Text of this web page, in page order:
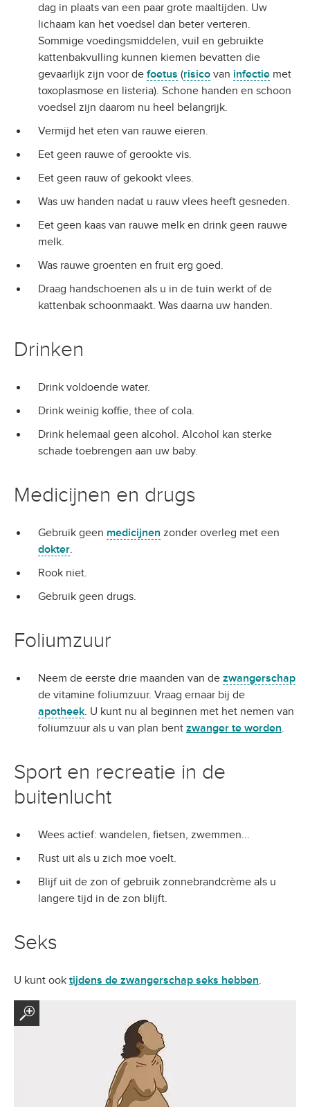
dag in plaats van een paar grote maaltijden. Uw
lichaam kan het voedsel dan beter verteren.
Sommige voedingsmiddelen, vuil en gebruikte
kattenbakvulling kunnen kiemen bevatten die
gevaarlijk zijn voor de foetus (risico van infectie met
toxoplasmose en listeria). Schone handen en schoon
voedsel zijn daarom nu heel belangrijk.
Vermijd het eten van rauwe eieren.
Eet geen rauwe of gerookte vis.
Eet geen rauw of gekookt vlees.
Was uw handen nadat u rauw vlees heeft gesneden.
Eet geen kaas van rauwe melk en drink geen rauwe
melk.
Was rauwe groenten en fruit erg goed.
Draag handschoenen als u in de tuin werkt of de
kattenbak schoonmaakt. Was daarna uw handen.
Drinken
Drink voldoende water.
Drink weinig koffie, thee of cola.
Drink helemaal geen alcohol. Alcohol kan sterke
schade toebrengen aan uw baby.
Medicijnen en drugs
Gebruik geen medicijnen zonder overleg met een
dokter.
Rook niet.
Gebruik geen drugs.
Foliumzuur
Neem de eerste drie maanden van de zwangerschap
de vitamine foliumzuur. Vraag ernaar bij de
apotheek. U kunt nu al beginnen met het nemen van
foliumzuur als u van plan bent zwanger te worden.
Sport en recreatie in de
buitenlucht
Wees actief: wandelen, fietsen, zwemmen...
Rust uit als u zich moe voelt.
Blijf uit de zon of gebruik zonnebrandcrème als u
langere tijd in de zon blijft.
Seks
U kunt ook tijdens de zwangerschap seks hebben.